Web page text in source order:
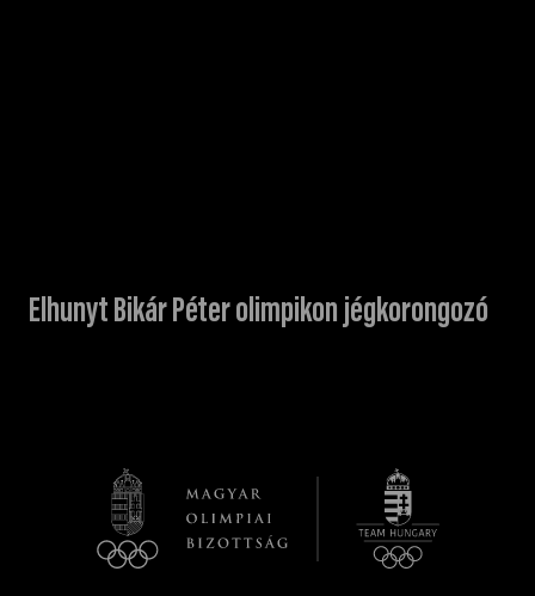
Elhunyt Bikár Péter olimpikon jégkorongozó